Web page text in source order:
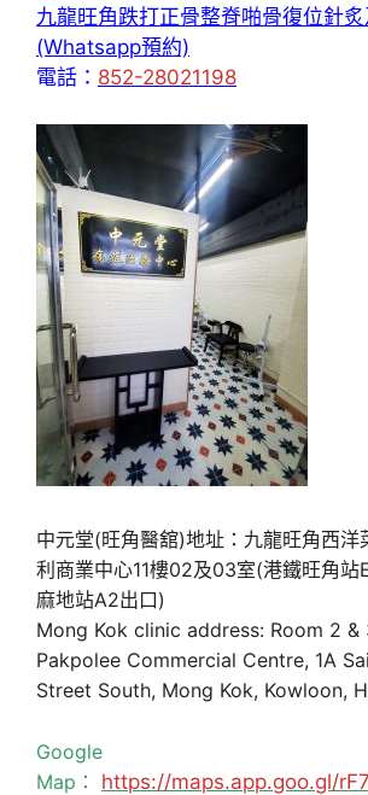
九龍旺角跌打正骨整脊啪骨復位針
(Whatsapp預約)
電話： 852-28021198
中元堂(旺角醫舘)地址：九龍旺角西洋
利商業中心11樓02及03室(港鐵旺角站
麻地站A2出口)
Mong Kok clinic address: Room 2 &
Pakpolee Commercial Centre, 1A
Street South, Mong Kok, Kowloon,
Google
Map： https://maps.app.goo.gl/